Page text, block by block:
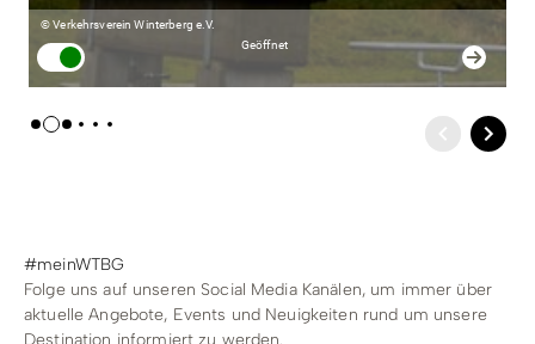
erfrischt die Füße, bringt Besserung bei
Durchblutungsstörungen und regt den Kreislauf
an.
© Verkehrsverein Winterberg e.V.
Geöffnet
#meinWTBG
Folge uns auf unseren Social Media Kanälen, um immer über
aktuelle Angebote, Events und Neuigkeiten rund um unsere